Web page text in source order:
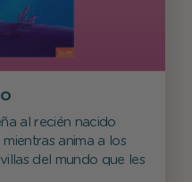
al recién nacido
anima a los
del mundo que les